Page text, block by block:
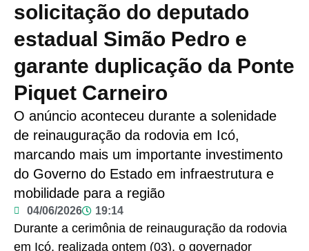
solicitação do deputado
estadual Simão Pedro e
garante duplicação da Ponte
Piquet Carneiro
O anúncio aconteceu durante a solenidade
de reinauguração da rodovia em Icó,
marcando mais um importante investimento
do Governo do Estado em infraestrutura e
mobilidade para a região
04/06/2026 19:14
Durante a cerimônia de reinauguração da rodovia
em Icó, realizada ontem (03), o governador